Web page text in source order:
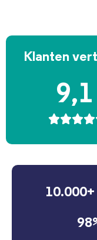
Klanten
9,1
